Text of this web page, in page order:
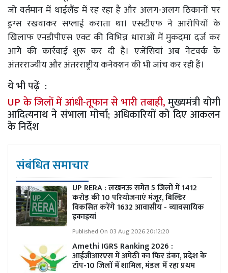
जो वर्तमान में थाईलैंड में रह रहा है और अलग-अलग ठिकानों पर
ड्रग्स रखवाकर सप्लाई कराता था। एसटीएफ ने आरोपियों के
खिलाफ एनडीपीएस एक्ट की विभिन्न धाराओं में मुकदमा दर्ज कर
आगे की कार्रवाई शुरू कर दी है। एजेंसियां अब नेटवर्क के
अंतरराज्यीय और अंतरराष्ट्रीय कनेक्शन की भी जांच कर रही हैं।
ये भी पढ़ें :
UP के जिलों में आंधी-तूफान से भारी तबाही,मुख्यमंत्री योगी
आदित्यनाथ ने संभाला मोर्चा; अधिकारियों को दिए आकलन
के निर्देश
संबंधित समाचार
UP RERA : लखनऊ समेत 5 जिलों में 1412
करोड़ की 10 परियोजनाएं मंजूर, बिल्डिर
विकसित करेंगे 1632 आवासीय - व्यावसायिक
इकाइयां
Published On 03 Aug 2026 20:12:20
Amethi IGRS Ranking 2026 :
आईजीआरएस में अमेठी का फिर डंका, प्रदेश के
टॉप-10 जिलों में शामिल, मंडल में रहा प्रथम